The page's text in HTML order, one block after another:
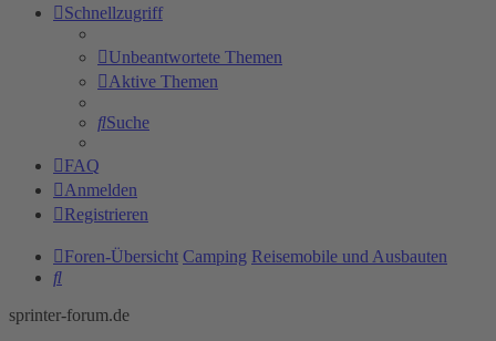
Schnellzugriff
Unbeantwortete Themen
Aktive Themen
Suche
FAQ
Anmelden
Registrieren
Foren-Übersicht Camping Reisemobile und Ausbauten
Suche
sprinter-forum.de